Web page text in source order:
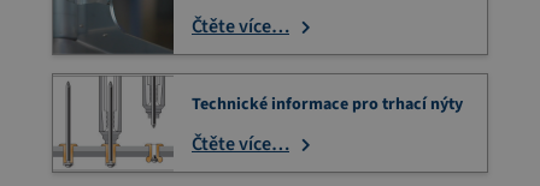
Čtěte více…
Technické informace pro trhací nýty
Čtěte více…